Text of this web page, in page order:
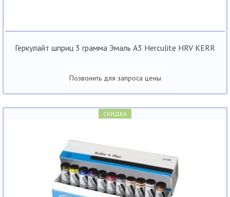
Геркулайт шприц 3 грамма Эмаль А3 Herculite HRV KERR
Позвонить для запроса цены
СКИДКА